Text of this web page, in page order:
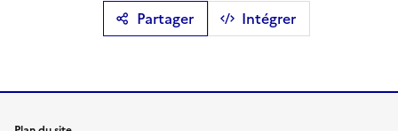
Partager Intégrer